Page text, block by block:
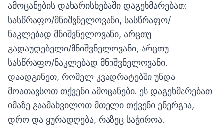
ამოცანების დახარისხებაში დაგეხმარებათ:
სასწრაფო/მნიშვნელოვანი, სასწრაფო/
ნაკლებად მნიშვნელოვანი, არცთუ
გადაუდებელი/მნიშვნელოვანი, არცთუ
სასწრაფო/ნაკლებად მნიშვნელოვანი.
დაადგინეთ, რომელ კვადრატებში უნდა
მოათავსოთ თქვენი ამოცანები. ეს დაგეხმარებათ
იმაზე გაამახვილოთ მთელი თქვენი ენერგია,
დრო და ყურადღება, რაზეც საჭიროა.